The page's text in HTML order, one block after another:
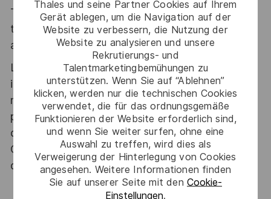
Thales und seine Partner Cookies auf Ihrem
Gerät ablegen, um die Navigation auf der
Website zu verbessern, die Nutzung der
Website zu analysieren und unsere
Rekrutierungs- und
Talentmarketingbemühungen zu
unterstützen. Wenn Sie auf “Ablehnen”
klicken, werden nur die technischen Cookies
verwendet, die für das ordnungsgemäße
Funktionieren der Website erforderlich sind,
und wenn Sie weiter surfen, ohne eine
Auswahl zu treffen, wird dies als
Verweigerung der Hinterlegung von Cookies
angesehen. Weitere Informationen finden
Sie auf unserer Seite mit den Cookie-
Einstellungen.
Thales, entreprise Handi-Engagée, reconnait
tous les talents. La diversité est notre meilleur
atout. Postulez et rejoignez nous !
Le poste pouvant nécessiter d'accéder à des
informations relevant du secret de la défense
nationale, la personne retenue fera l'objet d'une
procédure d’habilitation, conformément aux
dispositions des articles R.2311-1 et suivants du
Code de la défense et de l’IGI 1300 SGDSN/PSE
du 09 août 2021.